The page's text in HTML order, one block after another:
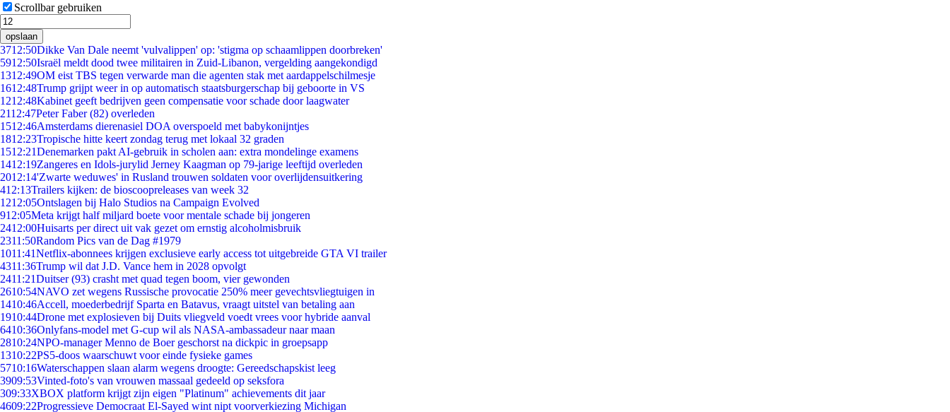
Scrollbar gebruiken
opslaan
3712:50Dikke Van Dale neemt 'vulvalippen' op: 'stigma op schaamlippen doorbreken'
5912:50Israël meldt dood twee militairen in Zuid-Libanon, vergelding aangekondigd
1312:49OM eist TBS tegen verwarde man die agenten stak met aardappelschilmesje
1612:48Trump grijpt weer in op automatisch staatsburgerschap bij geboorte in VS
1212:48Kabinet geeft bedrijven geen compensatie voor schade door laagwater
2112:47Peter Faber (82) overleden
1512:46Amsterdams dierenasiel DOA overspoeld met babykonijntjes
1812:23Tropische hitte keert zondag terug met lokaal 32 graden
1512:21Denemarken pakt AI-gebruik in scholen aan: extra mondelinge examens
1412:19Zangeres en Idols-jurylid Jerney Kaagman op 79-jarige leeftijd overleden
2012:14'Zwarte weduwes' in Rusland trouwen soldaten voor overlijdensuitkering
412:13Trailers kijken: de bioscoopreleases van week 32
1212:05Ontslagen bij Halo Studios na Campaign Evolved
912:05Meta krijgt half miljard boete voor mentale schade bij jongeren
2412:00Huisarts per direct uit vak gezet om ernstig alcoholmisbruik
2311:50Random Pics van de Dag #1979
1011:41Netflix-abonnees krijgen exclusieve early access tot uitgebreide GTA VI trailer
4311:36Trump wil dat J.D. Vance hem in 2028 opvolgt
2411:21Duitser (93) crasht met quad tegen boom, vier gewonden
2610:54NAVO zet wegens Russische provocatie 250% meer gevechtsvliegtuigen in
1410:46Accell, moederbedrijf Sparta en Batavus, vraagt uitstel van betaling aan
1910:44Drone met explosieven bij Duits vliegveld voedt vrees voor hybride aanval
6410:36Onlyfans-model met G-cup wil als NASA-ambassadeur naar maan
2810:24NPO-manager Menno de Boer geschorst na dickpic in groepsapp
1310:22PS5-doos waarschuwt voor einde fysieke games
5710:16Waterschappen slaan alarm wegens droogte: Gereedschapskist leeg
3909:53Vinted-foto's van vrouwen massaal gedeeld op seksfora
309:33XBOX platform krijgt zijn eigen "Platinum" achievements dit jaar
4609:22Progressieve Democraat El-Sayed wint nipt voorverkiezing Michigan